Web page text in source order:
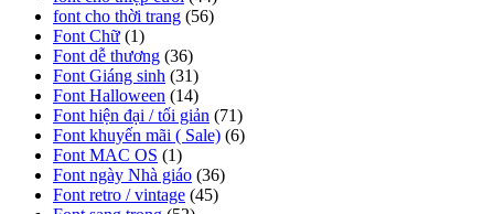
font cho thời trang (56)
Font Chữ (1)
Font dễ thương (36)
Font Giáng sinh (31)
Font Halloween (14)
Font hiện đại / tối giản (71)
Font khuyến mãi ( Sale) (6)
Font MAC OS (1)
Font ngày Nhà giáo (36)
Font retro / vintage (45)